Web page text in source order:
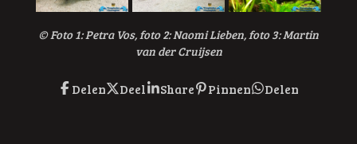
© Foto 1: Petra Vos, foto 2: Naomi Lieben, foto 3: Martin
van der Cruijsen
Delen Deel Share Pinnen Delen